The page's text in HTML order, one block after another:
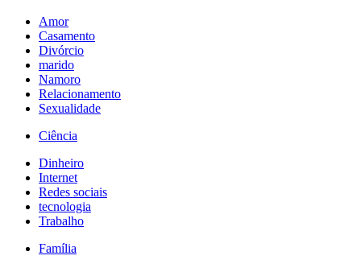
Amor
Casamento
Divórcio
marido
Namoro
Relacionamento
Sexualidade
Ciência
Dinheiro
Internet
Redes sociais
tecnologia
Trabalho
Família